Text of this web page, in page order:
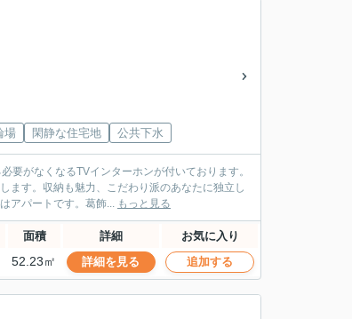
場 閑静な住宅地 公共下水
要がなくなるTVインターホンが付いております。
ます。収納も魅力、こだわり派のあなたに独立し
アパートです。葛飾... もっと見る
面積 詳細 お気に入り
52.23㎡ 詳細を見る 追加する